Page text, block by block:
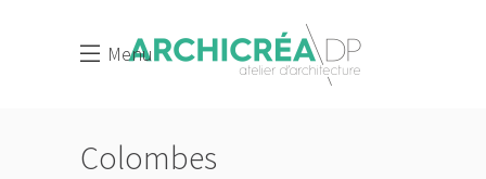
Menu
Colombes